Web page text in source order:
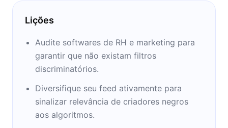
Lições
Audite softwares de RH e marketing para
garantir que não existam filtros
discriminatórios.
Diversifique seu feed ativamente para
sinalizar relevância de criadores negros
aos algoritmos.